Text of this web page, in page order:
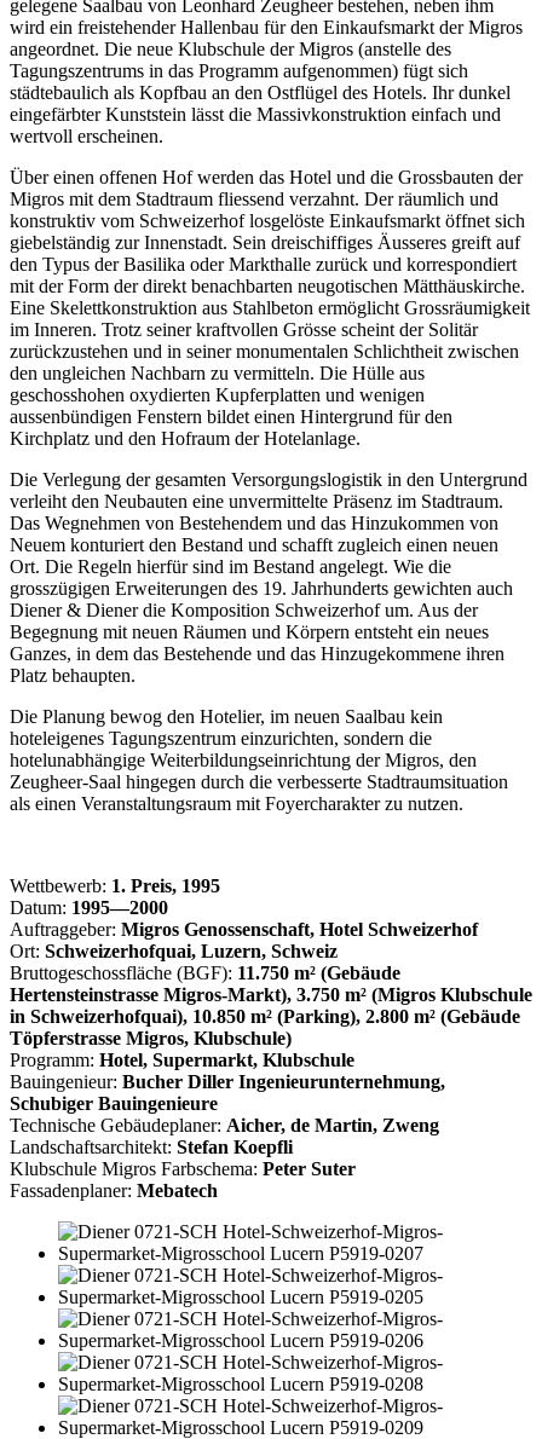
gelegene Saalbau von Leonhard Zeugheer bestehen, neben ihm
wird ein freistehender Hallenbau für den Einkaufsmarkt der Migros
angeordnet. Die neue Klubschule der Migros (anstelle des
Tagungszentrums in das Programm aufgenommen) fügt sich
städtebaulich als Kopfbau an den Ostflügel des Hotels. Ihr dunkel
eingefärbter Kunststein lässt die Massivkonstruktion einfach und
wertvoll erscheinen.
Über einen offenen Hof werden das Hotel und die Grossbauten der
Migros mit dem Stadtraum fliessend verzahnt. Der räumlich und
konstruktiv vom Schweizerhof losgelöste Einkaufsmarkt öffnet sich
giebelständig zur Innenstadt. Sein dreischiffiges Äusseres greift auf
den Typus der Basilika oder Markthalle zurück und korrespondiert
mit der Form der direkt benachbarten neugotischen Mätthäuskirche.
Eine Skelettkonstruktion aus Stahlbeton ermöglicht Grossräumigkeit
im Inneren. Trotz seiner kraftvollen Grösse scheint der Solitär
zurückzustehen und in seiner monumentalen Schlichtheit zwischen
den ungleichen Nachbarn zu vermitteln. Die Hülle aus
geschosshohen oxydierten Kupferplatten und wenigen
aussenbündigen Fenstern bildet einen Hintergrund für den
Kirchplatz und den Hofraum der Hotelanlage.
Die Verlegung der gesamten Versorgungslogistik in den Untergrund
verleiht den Neubauten eine unvermittelte Präsenz im Stadtraum.
Das Wegnehmen von Bestehendem und das Hinzukommen von
Neuem konturiert den Bestand und schafft zugleich einen neuen
Ort. Die Regeln hierfür sind im Bestand angelegt. Wie die
grosszügigen Erweiterungen des 19. Jahrhunderts gewichten auch
Diener & Diener die Komposition Schweizerhof um. Aus der
Begegnung mit neuen Räumen und Körpern entsteht ein neues
Ganzes, in dem das Bestehende und das Hinzugekommene ihren
Platz behaupten.
Die Planung bewog den Hotelier, im neuen Saalbau kein
hoteleigenes Tagungszentrum einzurichten, sondern die
hotelunabhängige Weiterbildungseinrichtung der Migros, den
Zeugheer-Saal hingegen durch die verbesserte Stadtraumsituation
als einen Veranstaltungsraum mit Foyercharakter zu nutzen.
Wettbewerb: 1. Preis, 1995
Datum: 1995—2000
Auftraggeber: Migros Genossenschaft, Hotel Schweizerhof
Ort: Schweizerhofquai, Luzern, Schweiz
Bruttogeschossfläche (BGF): 11.750 m² (Gebäude
Hertensteinstrasse Migros-Markt), 3.750 m² (Migros Klubschule
in Schweizerhofquai), 10.850 m² (Parking), 2.800 m² (Gebäude
Töpferstrasse Migros, Klubschule)
Programm: Hotel, Supermarkt, Klubschule
Bauingenieur: Bucher Diller Ingenieurunternehmung,
Schubiger Bauingenieure
Technische Gebäudeplaner: Aicher, de Martin, Zweng
Landschaftsarchitekt: Stefan Koepfli
Klubschule Migros Farbschema: Peter Suter
Fassadenplaner: Mebatech